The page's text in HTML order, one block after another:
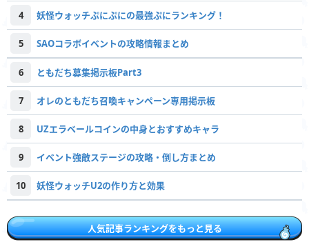
4 妖怪ウォッチぷにぷにの最強ぷにランキング！
5 SAOコラボイベントの攻略情報まとめ
6 ともだち募集掲示板Part3
7 オレのともだち召喚キャンペーン専用掲示板
8 UZエラベールコインの中身とおすすめキャラ
9 イベント強敵ステージの攻略・倒し方まとめ
10 妖怪ウォッチU2の作り方と効果
人気記事ランキングをもっと見る